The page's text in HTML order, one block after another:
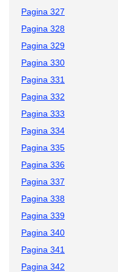
Pagina 327
Pagina 328
Pagina 329
Pagina 330
Pagina 331
Pagina 332
Pagina 333
Pagina 334
Pagina 335
Pagina 336
Pagina 337
Pagina 338
Pagina 339
Pagina 340
Pagina 341
Pagina 342